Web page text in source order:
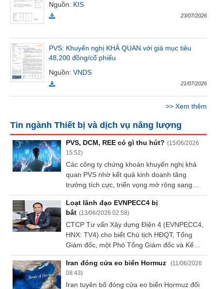
Nguồn: KIS
23/07/2026
PVS: Khuyến nghị KHẢ QUAN với giá mục tiêu
48,200 đồng/cổ phiếu
Nguồn:VNDS
21/07/2026
>> Xem thêm
Tin ngành Thiết bị và dịch vụ năng lượng
PVS, DCM, REE có gì thu hút? (15/06/2026
15:52)
Các công ty chứng khoán khuyến nghị khả
quan PVS nhờ kết quả kinh doanh tăng
trưởng tích cực, triển vọng mở rộng sang
năng lượng tái tạo và điện hạt nhân cùng kế
hoạch tăng vốn phục vụ các dự án lớn; mua
DCM nhờ hưởng lợi từ mặt bằng giá phân
bón tăng cao, biên lợi nhuận cải thiện và
triển vọng lợi nhuận bứt phá trong năm
2026; mua REE nhờ tăng trưởng từ mảng
M&E, năng lượng và bất động sản, cùng
lượng hợp đồng ký mới và backlog ở mức
cao.
Loạt lãnh đạo EVNPECC4 bị
bắt (13/06/2026 02:58)
CTCP Tư vấn Xây dựng Điện 4 (EVNPECC4,
HNX: TV4) cho biết Chủ tịch HĐQT, Tổng
Giám đốc, một Phó Tổng Giám đốc và Kế
toán trưởng đã bị cơ quan điều tra áp dụng
biện pháp tạm giam.
Iran đóng cửa eo biển Hormuz (11/06/2026
08:43)
Iran tuyên bố đóng cửa eo biển Hormuz đối
Tin
tức
Bài
viết
của
Báo
cáo
phân
tích
Thuật
ngữ
(-)
Dịch
vụ
(-)